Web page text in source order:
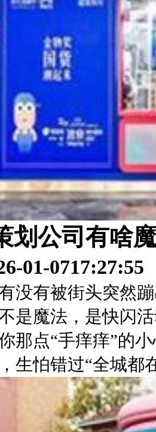
划公司有啥
01-0717:27:55
没有被街头突然
是魔法，是快闪
那点“手痒痒”的
生怕错过“全城